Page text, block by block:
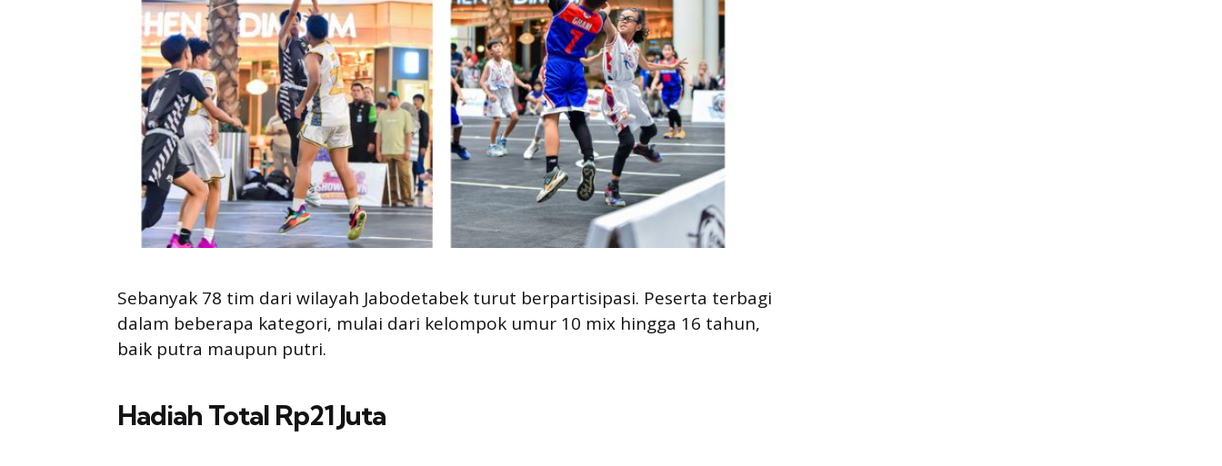
Sebanyak 78 tim dari wilayah Jabodetabek turut berpartisipasi. Peserta terbagi
dalam beberapa kategori, mulai dari kelompok umur 10 mix hingga 16 tahun,
baik putra maupun putri.
Hadiah Total Rp21 Juta